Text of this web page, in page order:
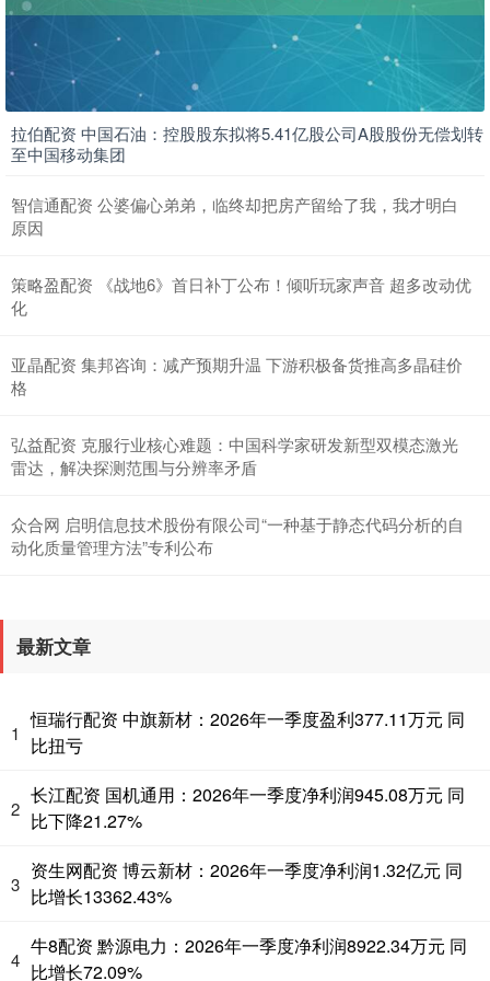
拉伯配资 中国石油：控股股东拟将5.41亿股公司A股股份无偿划转
至中国移动集团
智信通配资 公婆偏心弟弟，临终却把房产留给了我，我才明白
原因
策略盈配资 《战地6》首日补丁公布！倾听玩家声音 超多改动优
化
亚晶配资 集邦咨询：减产预期升温 下游积极备货推高多晶硅价
格
弘益配资 克服行业核心难题：中国科学家研发新型双模态激光
雷达，解决探测范围与分辨率矛盾
众合网 启明信息技术股份有限公司“一种基于静态代码分析的自
动化质量管理方法”专利公布
最新文章
1
恒瑞行配资 中旗新材：2026年一季度盈利377.11万元 同
比扭亏
2
长江配资 国机通用：2026年一季度净利润945.08万元 同
比下降21.27%
3
资生网配资 博云新材：2026年一季度净利润1.32亿元 同
比增长13362.43%
4
牛8配资 黔源电力：2026年一季度净利润8922.34万元 同
比增长72.09%